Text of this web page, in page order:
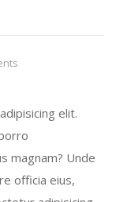
elit.
magnam? Unde
officia eius,